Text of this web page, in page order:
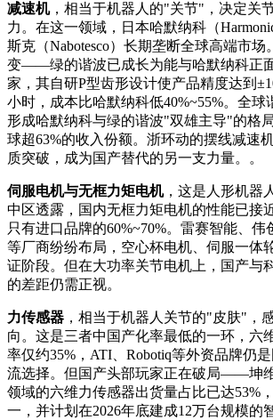
减速机，相当于机器人的"关节"，决定关
力。在这一领域，日本哈默纳科（
斯克（Nabotesco）长期垄断全球高端市场
变——绿的谐波已成长为能与哈默纳科正
家，其自研P型齿形设计使产品精度达到
小时，成本比哈默纳科低40%~55%。全球
形成哈默纳科与绿的谐波"双雄主导"的格
球超63%的收入份额。浙环动的摆线减速
质突破，成为国产替代的另一支力量。。
伺服电机与无框力矩电机，这是人形机器
中区透露，国内无框力矩电机的性能已接
只有进口品牌的60%~70%。雷赛智能、伟
等厂商纷纷布局，空心杯电机、伺服一体
证阶段。但在大功率关节电机上，国产与
的差距仍需正视。
力传感器 ，相当于机器人关节的"皮肤"，
向。这是三者中国产化率最低的一环，六
率仅约35%，ATI、Robotiq等外资品牌仍
流选择。但国产头部玩家正在破局——坤
领域的六维力传感器出货量占比已达53%
一，并计划在2026年底建成12万台规模的